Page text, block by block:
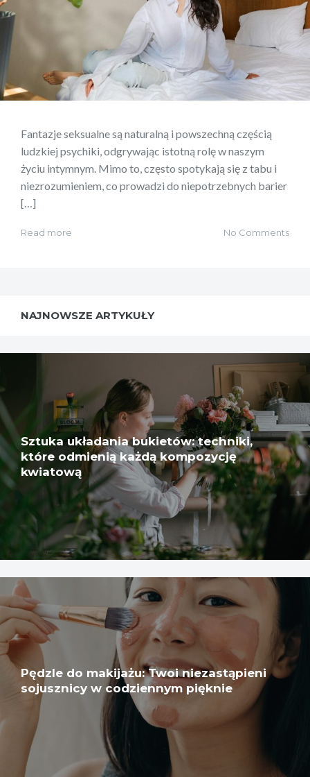
Fantazje seksualne są naturalną i powszechną częścią
ludzkiej psychiki, odgrywając istotną rolę w naszym
życiu intymnym. Mimo to, często spotykają się z tabu i
niezrozumieniem, co prowadzi do niepotrzebnych barier
[…]
Read more No Comments
NAJNOWSZE ARTYKUŁY
Sztuka układania bukietów: techniki,
które odmienią każdą kompozycję
kwiatową
Pędzle do makijażu: Twoi niezastąpieni
sojusznicy w codziennym pięknie